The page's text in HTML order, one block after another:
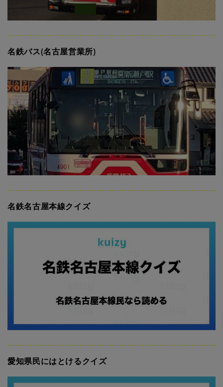
名鉄バス(名古屋営業所)
名鉄名古屋本線クイズ
愛知県民にはとけるクイズ